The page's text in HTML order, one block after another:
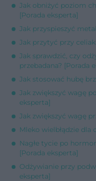
Jak obniżyć poziom
[Porada eksperta]
Jak przyspieszyć
Jak przytyć przy
Jak sprawdzić, czy
przebadana? [Porada
Jak stosować hubę
Jak zwiększyć wagę
eksperta]
Jak zwiększyć wagę
Mleko wielbłądzie dla
Nagłe tycie po
[Porada eksperta]
Odżywianie przy
eksperta]